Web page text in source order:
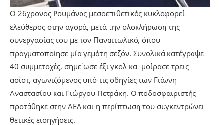
Ο 26χρονος Ρουμάνος μεσοεπιθετικός κυκλοφορεί
ελεύθερος στην αγορά, μετά την ολοκλήρωση της
συνεργασίας του με τον Παναιτωλικό, όπου
πραγματοποίησε μία γεμάτη σεζόν. Συνολικά κατέγραψε
40 συμμετοχές, σημείωσε έξι γκολ και μοίρασε τρεις
ασίστ, αγωνιζόμενος υπό τις οδηγίες των Γιάννη
Αναστασίου και Γιώργου Πετράκη. Ο ποδοσφαιριστής
προτάθηκε στην ΑΕΛ και η περίπτωση του συγκεντρώνει
θετικές εισηγήσεις.